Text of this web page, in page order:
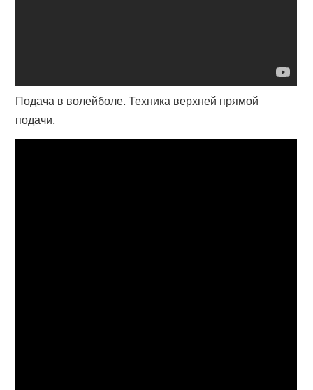
Подача в волейболе. Техника верхней прямой
подачи.